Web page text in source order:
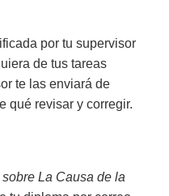
por tu supervisor
de tus tareas
te las enviará de
qué revisar y corregir.
La Causa de la